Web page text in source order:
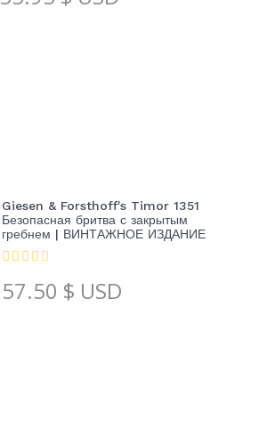
Giesen & Forsthoff's Timor 1351
Безопасная бритва с закрытым
гребнем | ВИНТАЖНОЕ ИЗДАНИЕ
57.50 $ USD